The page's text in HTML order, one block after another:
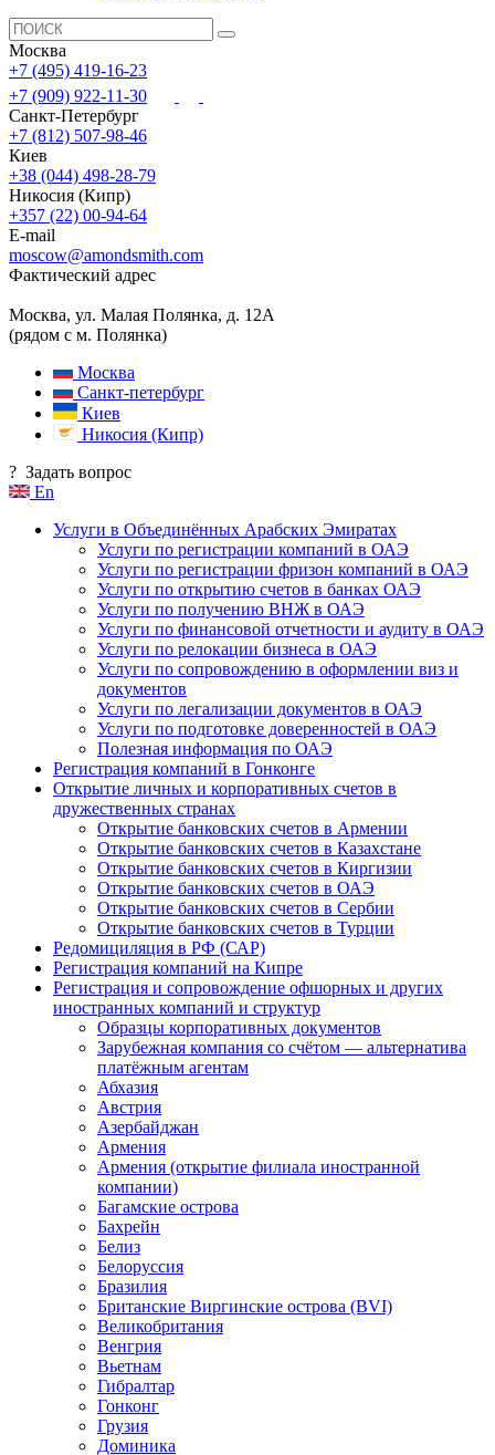
Москва
+7 (495) 419-16-23
+7 (909) 922-11-30
Санкт-Петербург
+7 (812) 507-98-46
Киев
+38 (044) 498-28-79
Никосия (Кипр)
+357 (22) 00-94-64
E-mail
moscow@amondsmith.com
Фактический адрес
Москва, ул. Малая Полянка, д. 12А
(рядом с м. Полянка)
Москва
Санкт-петербург
Киев
Никосия (Кипр)
? Задать вопрос
En
Услуги в Объединённых Арабских Эмиратах
Услуги по регистрации компаний в ОАЭ
Услуги по регистрации фризон компаний в ОАЭ
Услуги по открытию счетов в банках ОАЭ
Услуги по получению ВНЖ в ОАЭ
Услуги по финансовой отчетности и аудиту в ОАЭ
Услуги по релокации бизнеса в ОАЭ
Услуги по сопровождению в оформлении виз и
документов
Услуги по легализации документов в ОАЭ
Услуги по подготовке доверенностей в ОАЭ
Полезная информация по ОАЭ
Регистрация компаний в Гонконге
Открытие личных и корпоративных счетов в
дружественных странах
Открытие банковских счетов в Армении
Открытие банковских счетов в Казахстане
Открытие банковских счетов в Киргизии
Открытие банковских счетов в ОАЭ
Открытие банковских счетов в Сербии
Открытие банковских счетов в Турции
Редомициляция в РФ (САР)
Регистрация компаний на Кипре
Регистрация и сопровождение офшорных и других
иностранных компаний и структур
Образцы корпоративных документов
Зарубежная компания со счётом — альтернатива
платёжным агентам
Абхазия
Австрия
Азербайджан
Армения
Армения (открытие филиала иностранной
компании)
Багамские острова
Бахрейн
Белиз
Белоруссия
Бразилия
Британские Виргинские острова (BVI)
Великобритания
Венгрия
Вьетнам
Гибралтар
Гонконг
Грузия
Доминика